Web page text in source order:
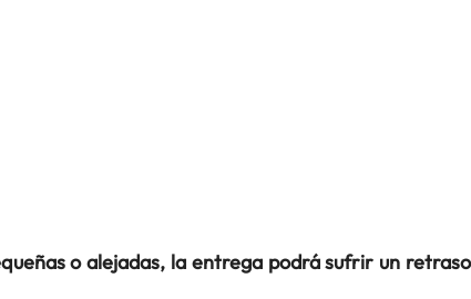
o alejadas, la entrega podrá sufrir un retraso